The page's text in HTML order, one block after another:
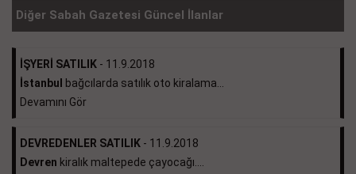
Diğer Sabah Gazetesi Güncel İlanlar
İŞYERİ SATILIK - 11.9.2018
İstanbul
bağcılarda satılık oto kiralama...
Devamını Gör
DEVREDENLER SATILIK - 11.9.2018
Devren kiralık maltepede çayocağı....